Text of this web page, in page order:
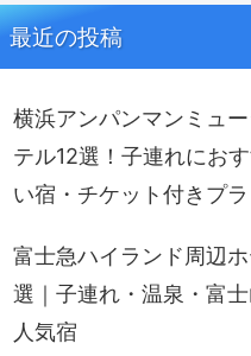
最近の投稿
横浜アンパンマンミュ
テル12選！子連れにお
い宿・チケット付きプラ
富士急ハイランド周辺
選｜子連れ・温泉・富
人気宿